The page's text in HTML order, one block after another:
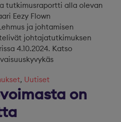
tutkimusraportti alla olevan
Eezy Flown
ja johtamisen
johtajatutkimuksen
4.10.2024. Katso
, Uutiset
on